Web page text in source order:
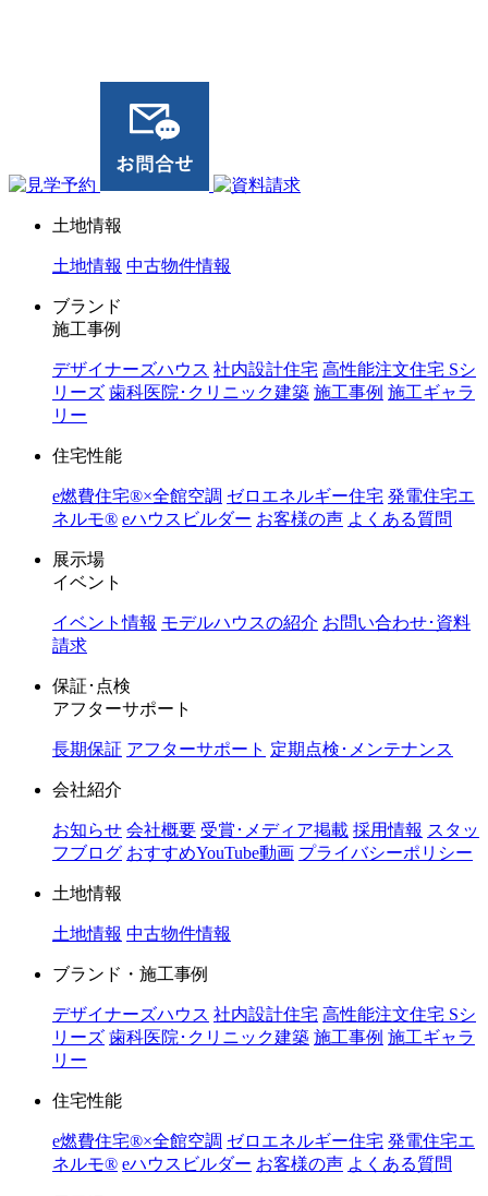
土地情報
土地情報 中古物件情報
ブランド
施工事例
デザイナーズハウス 社内設計住宅 高性能注文住宅 Sシ
リーズ 歯科医院･クリニック建築 施工事例 施工ギャラ
リー
住宅性能
e燃費住宅®︎×全館空調 ゼロエネルギー住宅 発電住宅エ
ネルモ®︎ eハウスビルダー お客様の声 よくある質問
展示場
イベント
イベント情報 モデルハウスの紹介 お問い合わせ･資料
請求
保証･点検
アフターサポート
長期保証 アフターサポート 定期点検･メンテナンス
会社紹介
お知らせ 会社概要 受賞･メディア掲載 採用情報 スタッ
フブログ おすすめYouTube動画 プライバシーポリシー
土地情報
土地情報 中古物件情報
ブランド・施工事例
デザイナーズハウス 社内設計住宅 高性能注文住宅 Sシ
リーズ 歯科医院･クリニック建築 施工事例 施工ギャラ
リー
住宅性能
e燃費住宅®︎×全館空調 ゼロエネルギー住宅 発電住宅エ
ネルモ®︎ eハウスビルダー お客様の声 よくある質問